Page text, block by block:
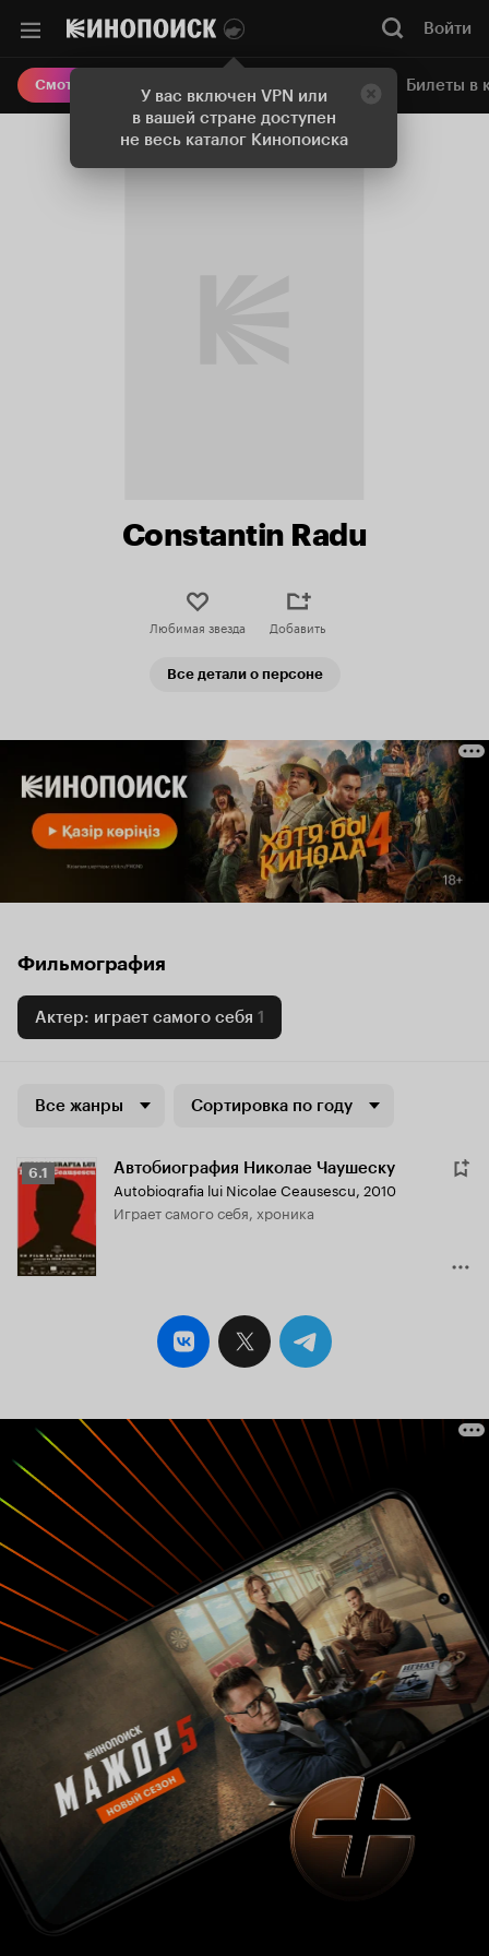
У вас включен VPN или
в вашей стране доступен
не весь каталог Кинопоиска
Войти
Смотреть кино Онлайн-кинотеатр Билеты в
Constantin Radu
Любимая звезда Добавить
Все детали о персоне
Фильмография
Актер: играет самого себя 1
Все жанры Сортировка по году
Рейтинг
Кинопоиска
6.1
6.1 Автобиография Николае Чаушеску
Autobiografia lui Nicolae Ceausescu, 2010
играет самого себя, хроника